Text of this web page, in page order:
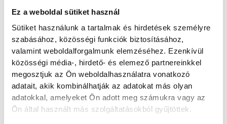
Ez a weboldal sütiket használ
Sütiket használunk a tartalmak és hirdetések személyre
szabásához, közösségi funkciók biztosításához,
valamint weboldalforgalmunk elemzéséhez. Ezenkívül
közösségi média-, hirdető- és elemező partnereinkkel
megosztjuk az Ön weboldalhasználatra vonatkozó
adatait, akik kombinálhatják az adatokat más olyan
adatokkal, amelyeket Ön adott meg számukra vagy az
Ön által használt más szolgáltatásokból gyűjtöttek.
Képzelt riport egy amerikai popfesztiválról
SZERZŐ
vehir.hu